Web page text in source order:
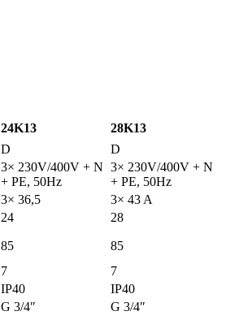
24K13
28K13
D
D
3× 230V/400V + N
+ PE, 50Hz
3× 230V/400V + N
+ PE, 50Hz
3× 36,5
3× 43 A
24
28
85
85
7
7
IP40
IP40
G 3/4″
G 3/4″